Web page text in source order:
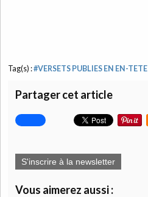
Tag(s) :#VERSETS PUBLIES EN EN-TETE
Partager cet article
S'inscrire à la newsletter
Vous aimerez aussi :